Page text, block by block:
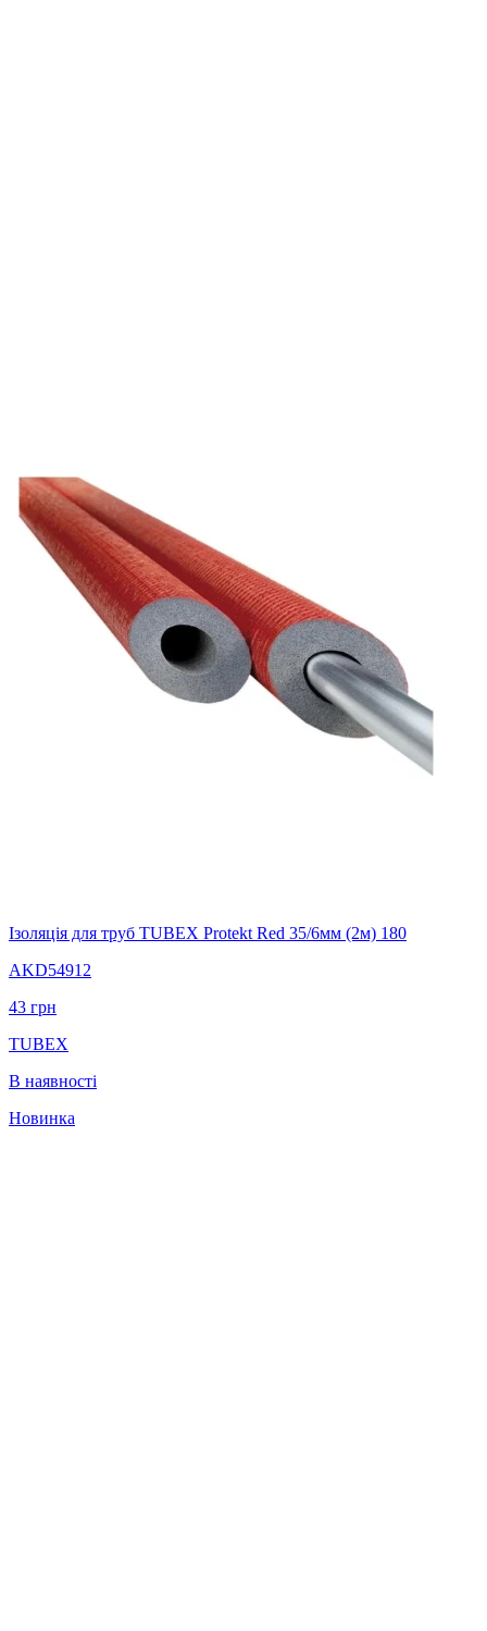
Ізоляція для труб TUBEX Protekt Red 35/6мм (2м) 180
AKD54912
43 грн
TUBEX
В наявності
Новинка